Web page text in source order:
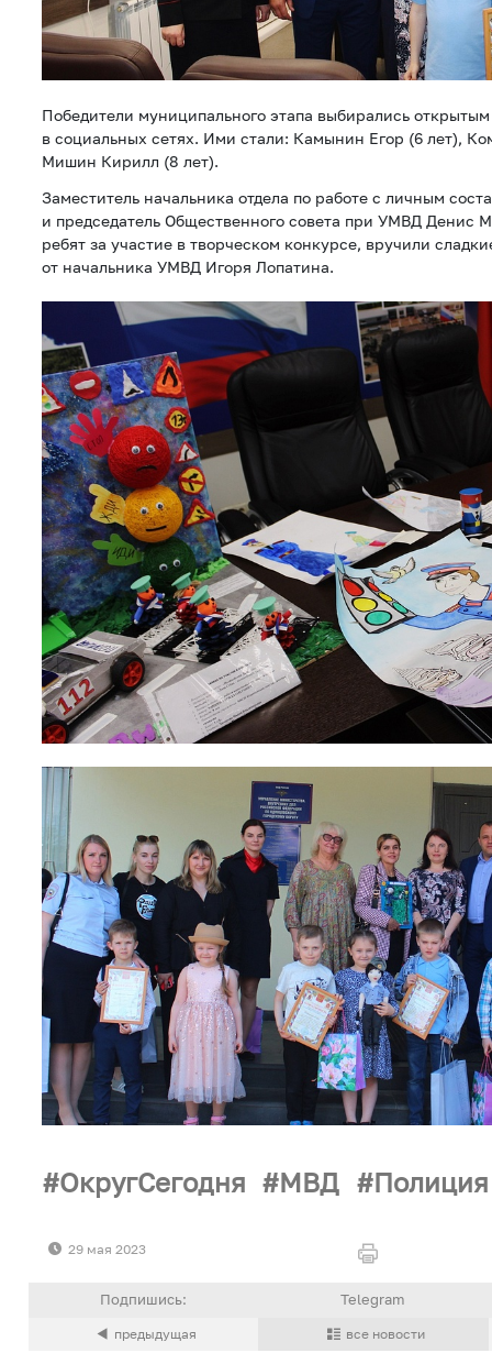
Победители муниципального этапа выбирались
в социальных сетях. Ими стали: Камынин Егор (6 лет),
Мишин Кирилл (8 лет).
Заместитель начальника отдела по работе с личным
и председатель Общественного совета при УМВД Денис
ребят за участие в творческом конкурсе, вручили
от начальника УМВД Игоря Лопатина.
ОкругСегодня МВД Полиция
29 мая 2023